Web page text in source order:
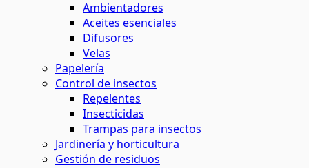
Ambientadores
Aceites esenciales
Difusores
Velas
Papelería
Control de insectos
Repelentes
Insecticidas
Trampas para insectos
Jardinería y horticultura
Gestión de residuos